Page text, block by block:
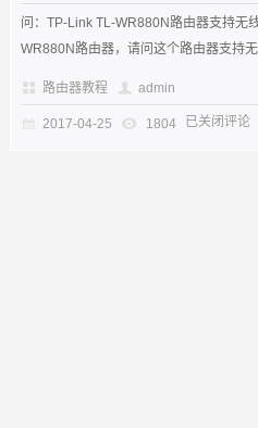
问：TP-Link TL-WR880N路由器支持无
WR880N路由器，请问这个路由器支持
路由器教程 admin
2017-04-25 1804 已关闭评论